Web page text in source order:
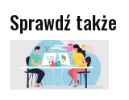
Sprawdź także